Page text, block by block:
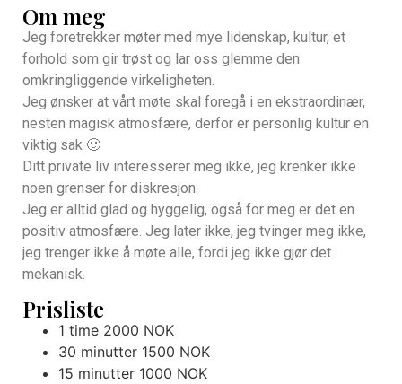
Om meg
Jeg foretrekker møter med mye lidenskap, kultur, et
forhold som gir trøst og lar oss glemme den
omkringliggende virkeligheten.
Jeg ønsker at vårt møte skal foregå i en ekstraordinær,
nesten magisk atmosfære, derfor er personlig kultur en
viktig sak 🙂
Ditt private liv interesserer meg ikke, jeg krenker ikke
noen grenser for diskresjon.
Jeg er alltid glad og hyggelig, også for meg er det en
positiv atmosfære. Jeg later ikke, jeg tvinger meg ikke,
jeg trenger ikke å møte alle, fordi jeg ikke gjør det
mekanisk.
Prisliste
1 time 2000 NOK
30 minutter 1500 NOK
15 minutter 1000 NOK